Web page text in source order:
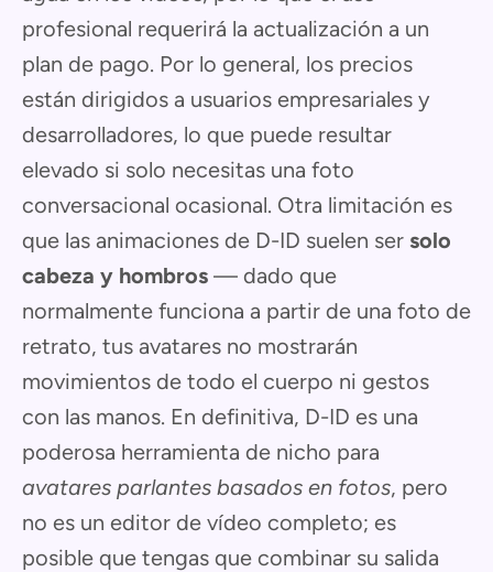
profesional requerirá la actualización a un
plan de pago. Por lo general, los precios
están dirigidos a usuarios empresariales y
desarrolladores, lo que puede resultar
elevado si solo necesitas una foto
conversacional ocasional. Otra limitación es
que las animaciones de D-ID suelen ser solo
cabeza y hombros — dado que
normalmente funciona a partir de una foto de
retrato, tus avatares no mostrarán
movimientos de todo el cuerpo ni gestos
con las manos. En definitiva, D-ID es una
poderosa herramienta de nicho para
avatares parlantes basados en fotos, pero
no es un editor de vídeo completo; es
posible que tengas que combinar su salida